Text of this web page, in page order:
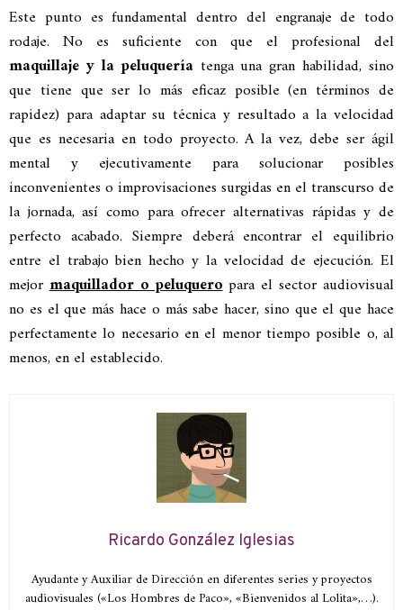
Este punto es fundamental dentro del engranaje de todo
rodaje. No es suficiente con que el profesional del
maquillaje y la peluqueríatenga una gran habilidad, sino
que tiene que ser lo más eficaz posible (en términos de
rapidez) para adaptar su técnica y resultado a la velocidad
que es necesaria en todo proyecto. A la vez, debe ser ágil
mental y ejecutivamente para solucionar posibles
inconvenientes o improvisaciones surgidas en el transcurso de
la jornada, así como para ofrecer alternativas rápidas y de
perfecto acabado. Siempre deberá encontrar el equilibrio
entre el trabajo bien hecho y la velocidad de ejecución. El
mejormaquillador o peluqueropara el sector audiovisual
no es el que más hace o más sabe hacer, sino que el que hace
perfectamente lo necesario en el menor tiempo posible o, al
menos, en el establecido.
Ricardo González Iglesias
Ayudante y Auxiliar de Dirección en diferentes series y proyectos
audiovisuales («Los Hombres de Paco», «Bienvenidos al Lolita»,…).